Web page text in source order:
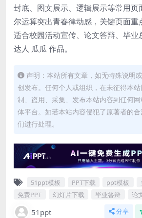
封底、图文展示、逻辑展示等常用页
尔运算突出青春律动感，关键页面重
适合校园活动宣传、论文答辩、毕业
达人 瓜瓜 作品。
声明：本站所有文章，如无特殊说明
创发布。任何个人或组织，在未征得本
制、盗用、采集、发布本站内容到任何
体平台。如若本站内容侵犯了原著者的
们进行处理。
51ppt模板 PPT下载 ppt模板
免费PPT
幻灯片下载 毕业答辩 论
51ppt 分享